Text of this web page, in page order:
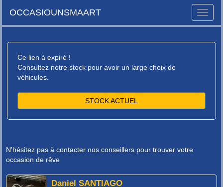
Toggle
OCCASIOUNSMAART
Ce lien à expiré !
Consultez notre stock pour avoir un large choix de
véhicules.
STOCK ACTUEL
N'hésitez pas à contacter nos conseillers pour trouver votre
occasion de rêve
Daniel SANTIAGO